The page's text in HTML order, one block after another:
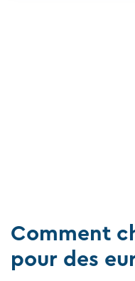
Comment
pour des